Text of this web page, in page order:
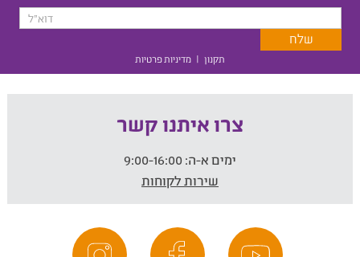
תקנון | מדיניות פרטיות
צרו איתנו קשר
ימים א-ה:
שירות לקוחות